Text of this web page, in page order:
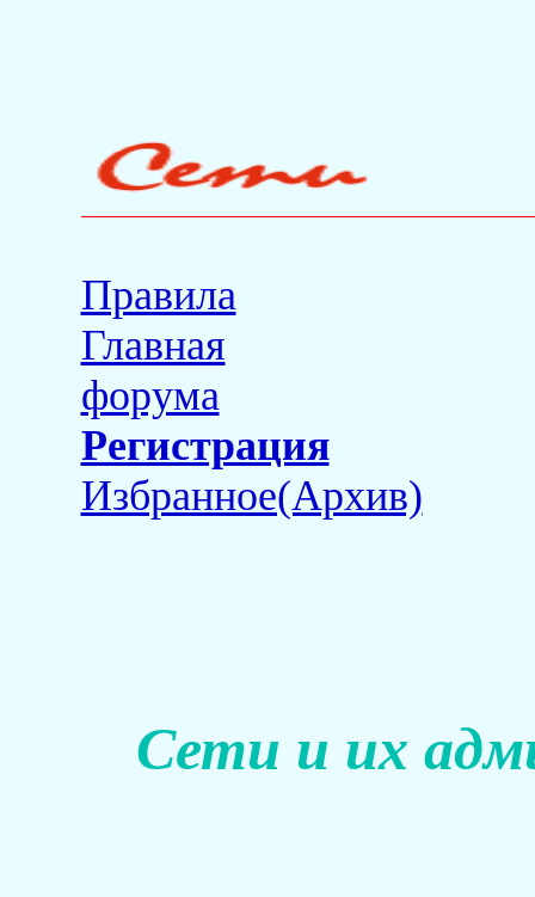
Правила
Главная
форума
Регистрация
Избранное(Архив)
Сети и их